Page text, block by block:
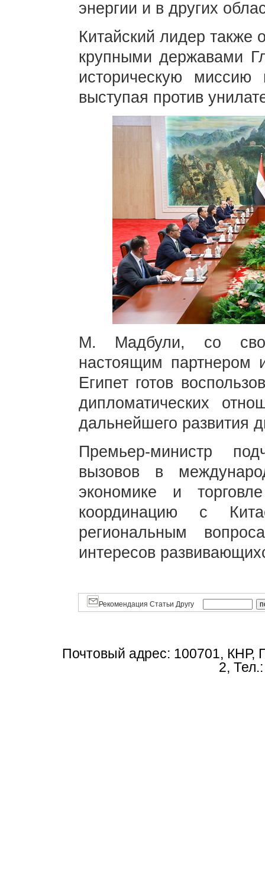
энергии и в других
Китайский лидер также
крупными державами
историческую миссию
выступая против
М. Мадбули, со
настоящим партнером
Египет готов
дипломатических
дальнейшего развития
Премьер-министр
вызовов в
экономике и
координацию с
региональным
интересов
Рекомендация Статьи Другу
Почтовый адрес: 100701, КНР,
2,